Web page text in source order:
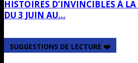
HISTOIRES D’INVINCIBLES À LA
DU 3 JUIN AU...
SUGGESTIONS DE LECTURE ❤️